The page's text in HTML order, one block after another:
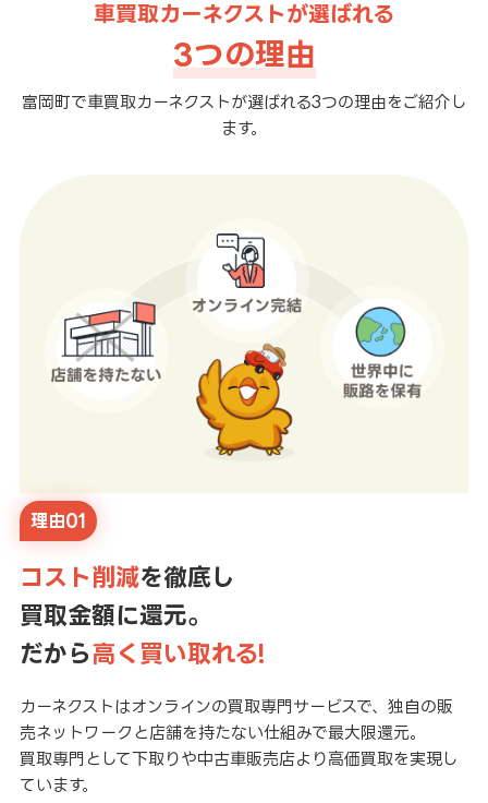
車買取カーネクストが選ばれる
3つの理由
富岡町で車買取カーネクストが選ばれる3つの理由をご紹介し
ます。
理由01
コスト削減を徹底し
買取金額に還元。
だから高く買い取れる!
カーネクストはオンラインの買取専門サービスで、独自の販
売ネットワークと店舗を持たない仕組みで最大限還元。
買取専門として下取りや中古車販売店より高価買取を実現し
ています。